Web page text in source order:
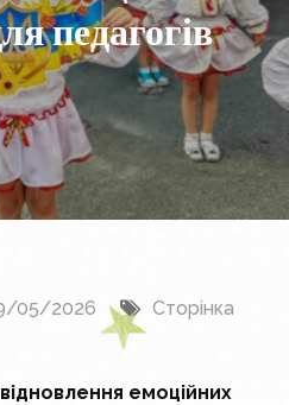
педагогів
05/2026
Сторінка
емоційних